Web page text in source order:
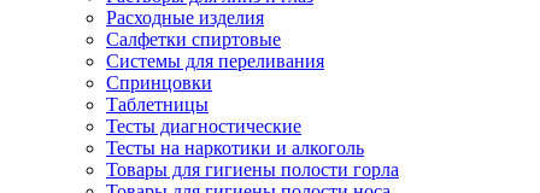
Расходные изделия
Салфетки спиртовые
Системы для переливания
Спринцовки
Таблетницы
Тесты диагностические
Тесты на наркотики и алкоголь
Товары для гигиены полости горла